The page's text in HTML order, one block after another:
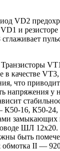
VD2
и
VT3,
что
16, К50-
ШЛ
быть
обмотка II —